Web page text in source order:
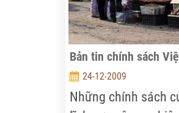
Bản tin chính sách
24-12-2009
Những chính sách